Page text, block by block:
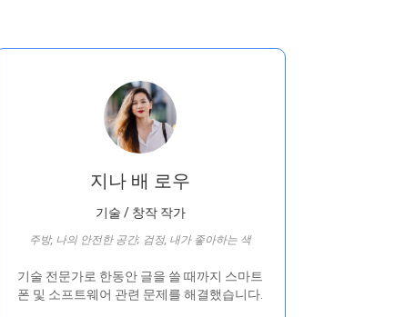
지나 배 로우
기술 / 창작 작가
주방, 나의 안전한 공간; 검정, 내가 좋아하는 색
기술 전문가로 한동안 글을 쓸 때까지 스마트
폰 및 소프트웨어 관련 문제를 해결했습니다.